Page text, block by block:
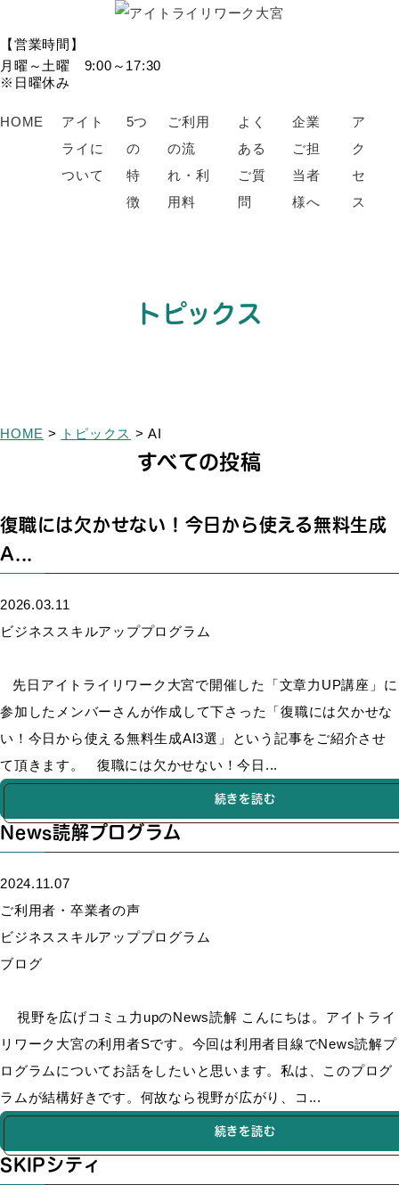
【営業時間】
月曜～土曜 9:00～17:30
※日曜休み
HOME
アイト
ライに
ついて
5つ
の
特
徴
ご利用
の流
れ・利
用料
よく
ある
ご質
問
企業
ご担
当者
様へ
ア
ク
セ
ス
トピックス
HOME > トピックス >AI
すべての投稿
復職には欠かせない！今日から使える無料生成
A...
2026.03.11
ビジネススキルアッププログラム
先日アイトライリワーク大宮で開催した「文章力UP講座」に
参加したメンバーさんが作成して下さった「復職には欠かせな
い！今日から使える無料生成AI3選」という記事をご紹介させ
て頂きます。 復職には欠かせない！今日...
続きを読む
News読解プログラム
2024.11.07
ご利用者・卒業者の声
ビジネススキルアッププログラム
ブログ
視野を広げコミュ力upのNews読解 こんにちは。アイトライ
リワーク大宮の利用者Sです。今回は利用者目線でNews読解プ
ログラムについてお話をしたいと思います。私は、このプログ
ラムが結構好きです。何故なら視野が広がり、コ...
続きを読む
SKIPシティ